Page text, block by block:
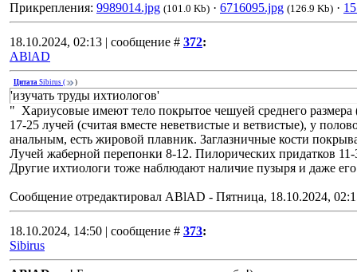
Прикрепления: 9989014.jpg (101.0 Kb) · 6716095.jpg (126.9 Kb) ·
18.10.2024, 02:13 | сообщение # 372:
ABlAD
Цитата Sibirus ( )
'изучать труды ихтиологов'
" Хариусовые имеют тело покрытое чешуей среднего
17-25 лучей (считая вместе неветвистые и ветвистые), у
анальным, есть жировой плавник. Заглазничные кости
Лучей жаберной перепонки 8-12. Пилорических придатков
Другие ихтиологи тоже наблюдают наличие пузыря и даже
Сообщение отредактировал ABlAD - Пятница, 18.10.2024,
18.10.2024, 14:50 | сообщение # 373:
Sibirus